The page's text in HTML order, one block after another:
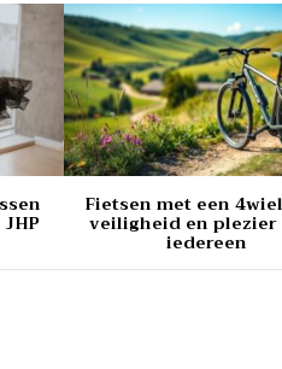
Fietsen met een
veiligheid en
iedereen